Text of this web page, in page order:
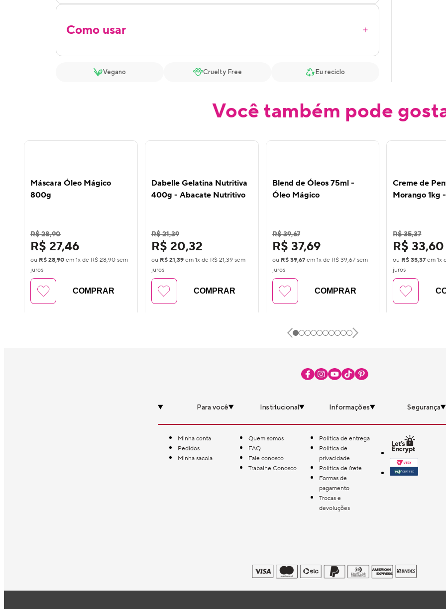
Como usar
Vegano Cruelty Free Eu reciclo
Você também pode
Máscara Óleo Mágico
800g
R$ 28,90
R$ 27,46
ou R$ 28,90 em 1x de R$ 28,90 sem
juros
COMPRAR
Dabelle Gelatina Nutritiva
400g - Abacate Nutritivo
R$ 21,39
R$ 20,32
ou R$ 21,39em 1x de R$ 21,39sem
juros
COMPRAR
Blend de Óleos 75ml -
Óleo Mágico
R$ 39,67
R$ 37,69
ou R$ 39,67em 1x de R$ 39,67sem
juros
COMPRAR
Creme de
Morango 1kg
R$ 35,37
R$ 33,60
ou R$ 35,37 em1x
juros
Para você
Minha conta
Pedidos
Minha sacola
Institucional
Quem somos
FAQ
Fale conosco
Trabalhe Conosco
Informações
Política de entrega
Política de
privacidade
Política de frete
Formas de
pagamento
Trocas e
devoluções
Segurança